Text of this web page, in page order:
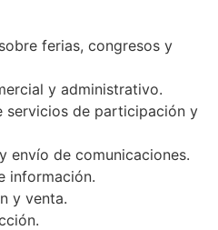
ferias, congresos y
y administrativo.
servicios de participación y
envío de comunicaciones.
información.
y venta.